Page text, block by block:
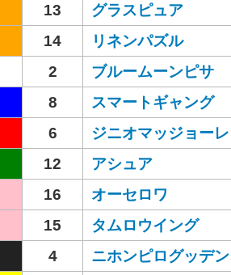
13 グラスピュア
14 リネンパズル
2 ブルームーンピサ
8 スマートギャング
6 ジニオマッジョーレ
12 アシュア
16 オーセロワ
15 タムロウイング
4 ニホンピログッデン